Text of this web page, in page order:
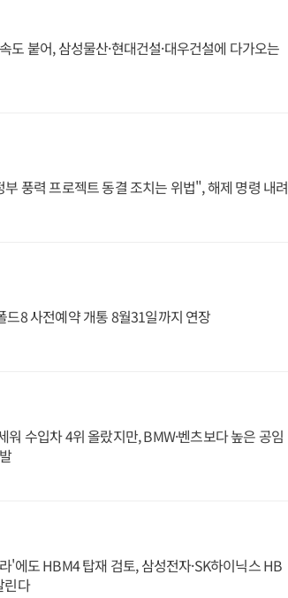
도 붙어, 삼성물산·현대건설·대우건설에 다가오는
풍력 프로젝트 동결 조치는 위법", 해제 명령 내려
드8 사전예약 개통 8월31일까지 연장
워 수입차 4위 올랐지만, BMW·벤츠보다 높은 공임
'에도 HBM4 탑재 검토, 삼성전자·SK하이닉스 HB
린다